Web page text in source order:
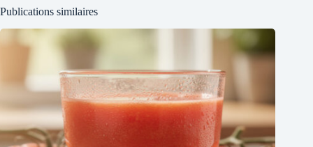
Publications similaires